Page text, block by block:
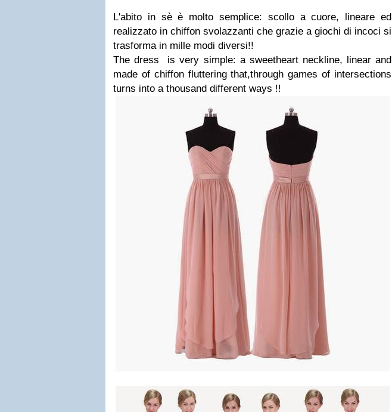
L'abito in sè è molto semplice: scollo a cuore, lineare ed
realizzato in chiffon svolazzanti che grazie a giochi di incoci si
trasforma in mille modi diversi!!
The dress is very simple: a sweetheart neckline, linear and
made of chiffon fluttering that,through games of intersections
turns into a thousand different ways !!